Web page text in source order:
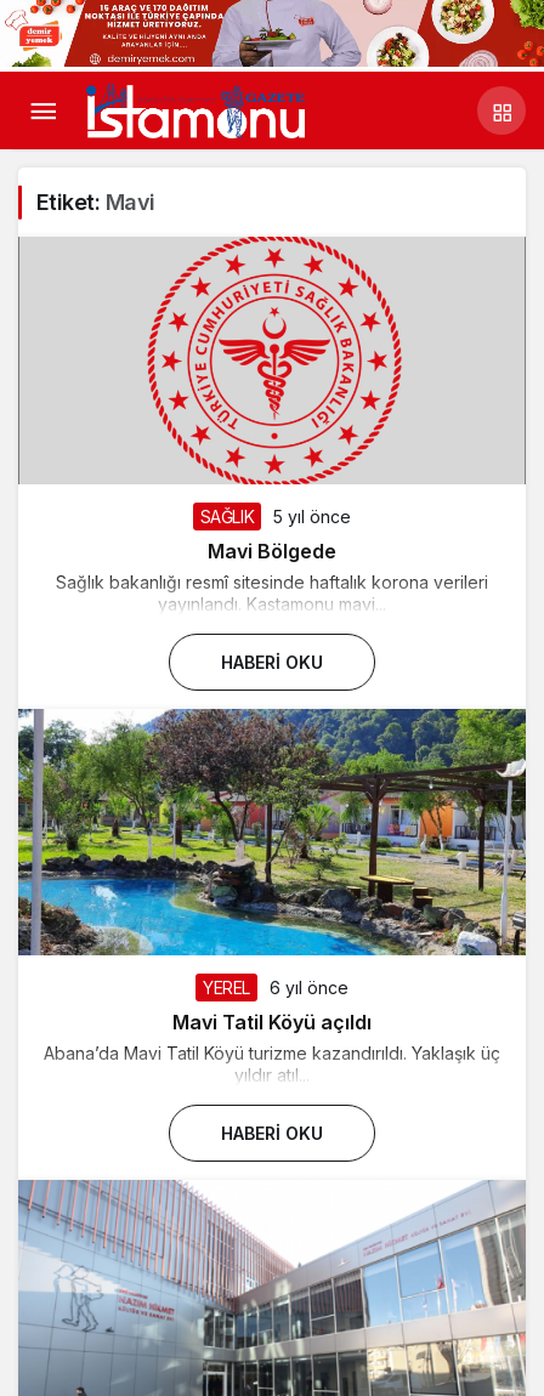
Etiket: Mavi
SAĞLIK 5 yıl önce
Mavi Bölgede
Sağlık bakanlığı resmî sitesinde haftalık korona verileri
yayınlandı. Kastamonu mavi...
HABERI OKU
YEREL 6 yıl önce
Mavi Tatil Köyü açıldı
Abana’da Mavi Tatil Köyü turizme kazandırıldı. Yaklaşık üç
yıldır atıl...
HABERI OKU